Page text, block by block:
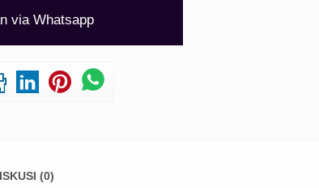
via Whatsapp
(0)